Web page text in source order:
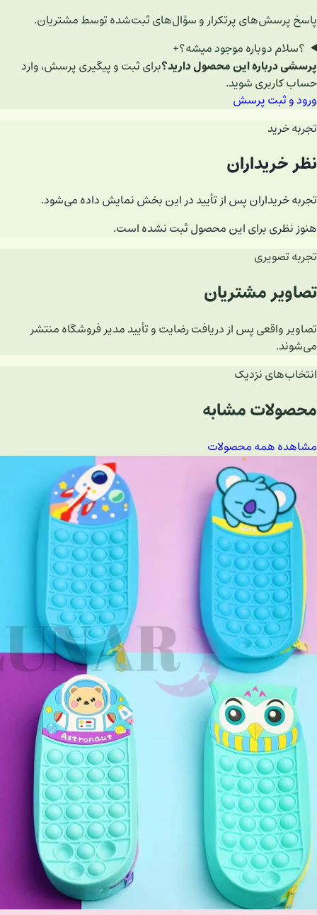
پاسخ پرسش‌های پرتکرار و سؤال‌های ثبت‌شده توسط مشتریان.
؟سلام دوباره موجود میشه؟+
پرسشی درباره این محصول دارید؟برای ثبت و پیگیری پرسش، وارد
حساب کاربری شوید.
ورود و ثبت پرسش
تجربه خرید
نظر خریداران
تجربه خریداران پس از تأیید در این بخش نمایش داده می‌شود.
هنوز نظری برای این محصول ثبت نشده است.
تجربه تصویری
تصاویر مشتریان
تصاویر واقعی پس از دریافت رضایت و تأیید مدیر فروشگاه منتشر
می‌شوند.
انتخاب‌های نزدیک
محصولات مشابه
مشاهده همه محصولات